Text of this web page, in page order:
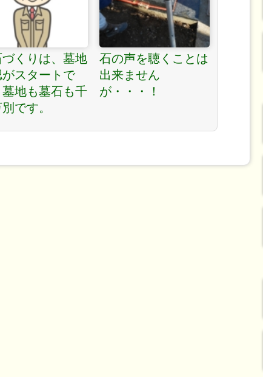
くりは、墓地
スタートで
地も墓石も千
です。
石の声を聴くことは
出来ません
が・・・！